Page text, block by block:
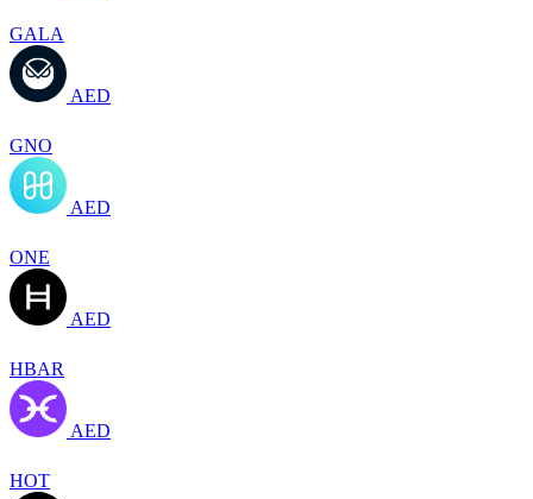
GALA
AED
GNO
AED
ONE
AED
HBAR
AED
HOT